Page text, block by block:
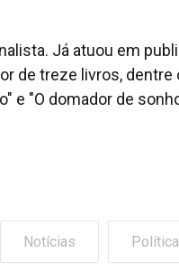
Já atuou em
de treze livros, dentre
e "O domador de
Notícias Política